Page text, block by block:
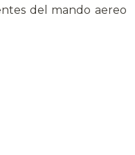
del mando aereo